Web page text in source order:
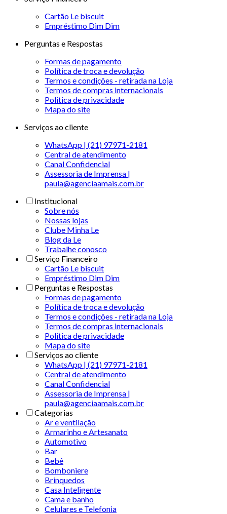
Cartão Le biscuit
Empréstimo Dim Dim
Perguntas e Respostas
Formas de pagamento
Política de troca e devolução
Termos e condições - retirada na Loja
Termos de compras internacionais
Politica de privacidade
Mapa do site
Serviços ao cliente
WhatsApp | (21) 97971-2181
Central de atendimento
Canal Confidencial
Assessoria de Imprensa |
paula@agenciaamais.com.br
Institucional
Sobre nós
Nossas lojas
Clube Minha Le
Blog da Le
Trabalhe conosco
Serviço Financeiro
Cartão Le biscuit
Empréstimo Dim Dim
Perguntas e Respostas
Formas de pagamento
Política de troca e devolução
Termos e condições - retirada na Loja
Termos de compras internacionais
Politica de privacidade
Mapa do site
Serviços ao cliente
WhatsApp | (21) 97971-2181
Central de atendimento
Canal Confidencial
Assessoria de Imprensa |
paula@agenciaamais.com.br
Categorias
Ar e ventilação
Armarinho e Artesanato
Automotivo
Bar
Bebê
Bomboniere
Brinquedos
Casa Inteligente
Cama e banho
Celulares e Telefonia